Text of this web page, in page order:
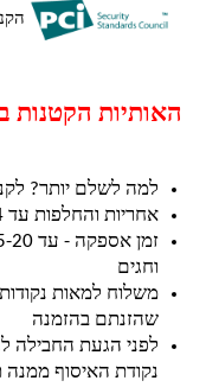
האותיות הקטנות
למה לשלם יותר?
אחריות והחלפות עד 14 ימים מקבלת המוצר
וחגים
משלוח למאות
שהזנתם בהזמנה
לפני הגעת החבילה
נקודת האיסוף